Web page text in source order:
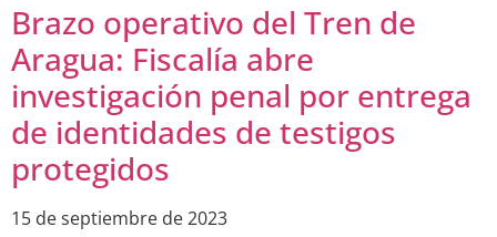
Brazo operativo del Tren de
Aragua: Fiscalía abre
investigación penal por entrega
de identidades de testigos
protegidos
15 de septiembre de 2023